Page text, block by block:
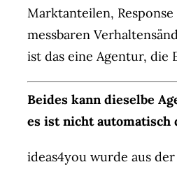
Marktanteilen, Response
messbaren
ist das eine Agentur, die
Beides kann dieselbe
es ist nicht automatisch
ideas4you wurde aus